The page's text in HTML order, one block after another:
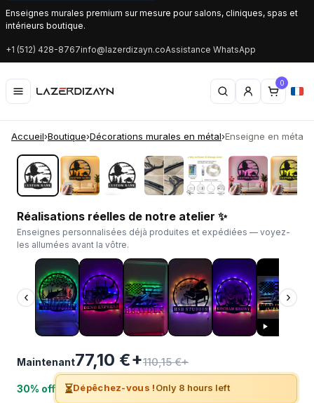
Enseignes murales premium sur mesure pour salons, cliniques, spas et
intérieurs boutique.
+1 (512) 428-8767info@lazerdizayn.coAssistance WhatsApp
0
Accueil›Boutique›Décorations murales en métal›Enseigne en métal
‹ ›
Réalisations réelles de notre atelier ✨
Enseignes personnalisées déjà produites et expédiées — voyez-
les allumées avant la vôtre.
‹ ›
Maintenant77,10 €+110,15 €+
30% off ⏳Dépêchez-vous !Only 8 hours left